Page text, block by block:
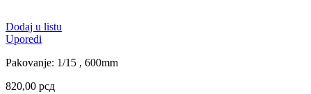
Dodaj u listu
Uporedi
Pakovanje: 1/15 , 600mm
820,00 рсд